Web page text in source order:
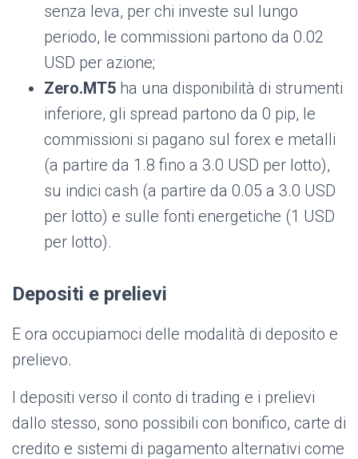
senza leva, per chi investe sul lungo
periodo, le commissioni partono da 0.02
USD per azione;
Zero.MT5 ha una disponibilità di strumenti
inferiore, gli spread partono da 0 pip, le
commissioni si pagano sul forex e metalli
(a partire da 1.8 fino a 3.0 USD per lotto),
su indici cash (a partire da 0.05 a 3.0 USD
per lotto) e sulle fonti energetiche (1 USD
per lotto).
Depositi e prelievi
E ora occupiamoci delle modalità di deposito e
prelievo.
I depositi verso il conto di trading e i prelievi
dallo stesso, sono possibili con bonifico, carte di
credito e sistemi di pagamento alternativi come